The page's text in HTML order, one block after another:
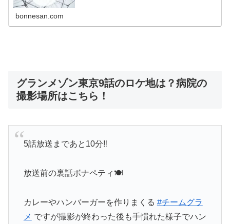
bonnesan.com
グランメゾン東京9話のロケ地は？病院の
撮影場所はこちら！
5話放送まであと10分‼️
放送前の裏話ボナペティ🍽
カレーやハンバーガーを作りまくる #チームグラ
メ ですが撮影が終わった後も手慣れた様子でハン